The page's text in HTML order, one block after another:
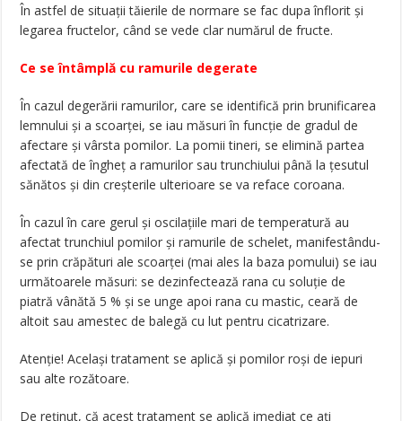
În astfel de situații tăierile de normare se fac dupa înflorit și
legarea fructelor, când se vede clar numărul de fructe.
Ce se întâmplă cu ramurile degerate
În cazul degerării ramurilor, care se identifică prin brunificarea
lemnului și a scoarței, se iau măsuri în funcție de gradul de
afectare și vârsta pomilor. La pomii tineri, se elimină partea
afectată de îngheț a ramurilor sau trunchiului până la țesutul
sănătos și din creșterile ulterioare se va reface coroana.
În cazul în care gerul și oscilațiile mari de temperatură au
afectat trunchiul pomilor și ramurile de schelet, manifestându-
se prin crăpături ale scoarței (mai ales la baza pomului) se iau
următoarele măsuri: se dezinfectează rana cu soluție de
piatră vânătă 5 % și se unge apoi rana cu mastic, ceară de
altoit sau amestec de balegă cu lut pentru cicatrizare.
Atenție! Același tratament se aplică și pomilor roși de iepuri
sau alte rozătoare.
De reținut, că acest tratament se aplică imediat ce ați